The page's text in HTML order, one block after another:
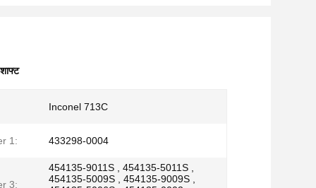
Inconel 713C
1: 433298-0004
3:
454135-9011S , 454135-5011S ,
454135-5009S , 454135-9009S ,